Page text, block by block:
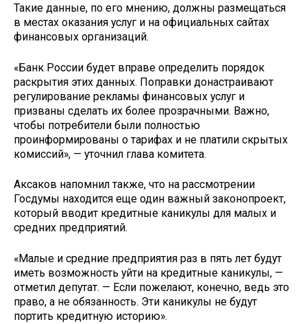
Такие данные, по его мнению, должны размещаться
в местах оказания услуг и на официальных сайтах
финансовых организаций.
«Банк России будет вправе определить порядок
раскрытия этих данных. Поправки донастраивают
регулирование рекламы финансовых услуг и
призваны сделать их более прозрачными. Важно,
чтобы потребители были полностью
проинформированы о тарифах и не платили скрытых
комиссий», — уточнил глава комитета.
Аксаков напомнил также, что на рассмотрении
Госдумы находится еще один важный законопроект,
который вводит кредитные каникулы для малых и
средних предприятий.
«Малые и средние предприятия раз в пять лет будут
иметь возможность уйти на кредитные каникулы, —
отметил депутат. — Если пожелают, конечно, ведь это
право, а не обязанность. Эти каникулы не будут
портить кредитную историю».